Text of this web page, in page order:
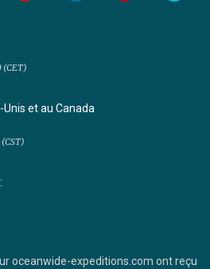
(CET)
et au Canada
oceanwide-expeditions.com ont reçu